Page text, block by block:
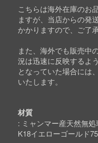
こちらは海外在庫のお
ますが、当店からの発
かかりますので、ご了
また、海外でも販売中
況は迅速に反映するよ
となっていた場合には
いたします。
材質
ミャンマー産天然無
K18イエローゴールド